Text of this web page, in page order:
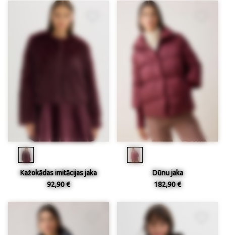
Kažokādas imitācijas jaka
92,90 €
Dūnu jaka
182,90 €